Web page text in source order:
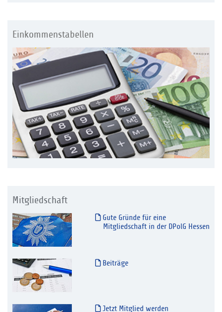
Einkommenstabellen
Mitgliedschaft
Gute Gründe für eine
Mitgliedschaft in der DPolG Hessen
Beiträge
Jetzt Mitglied werden